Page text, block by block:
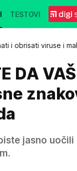
TESTOVI
i obrisati viruse i
DA
jasno uočili